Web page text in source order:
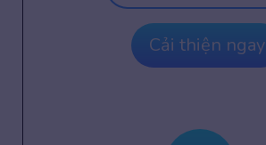
Cải thiện ngay